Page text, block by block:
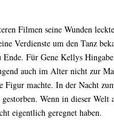
Filmen seine Wunden
Verdienste um den Tanz
Für Gene Kellys
auch im Alter nicht zur
Figur machte. In der Nacht
Wenn in dieser Welt
eigentlich geregnet haben.